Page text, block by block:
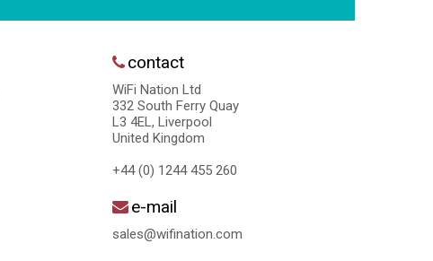
contact
WiFi Nation Ltd
332 South Ferry Quay
L3 4EL, Liverpool
United Kingdom
+44 (0) 1244 455 260
e-mail
sales@wifination.com